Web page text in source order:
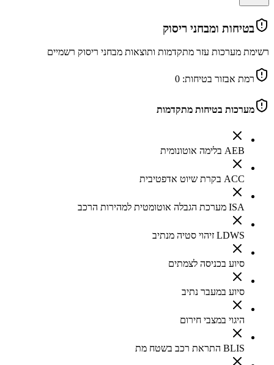
בטיחות ומבחני ריסוק
רשימת מערכות עזר מתקדמות ותוצאות מבחני ריסוק רשמיים
רמת אבזור בטיחות: 0
מערכות בטיחות מתקדמות
AEB בלימה אוטונומית
ACC בקרת שיוט אדפטיבית
ISA מערכת הגבלה אוטומטית למהירות הרכב
LDWS זיהוי סטיה מנתיב
סיוע בכניסה לצמתים
סיוע במעבר נתיב
היגוי במצבי חירום
BLIS התראת רכב בשטח מת